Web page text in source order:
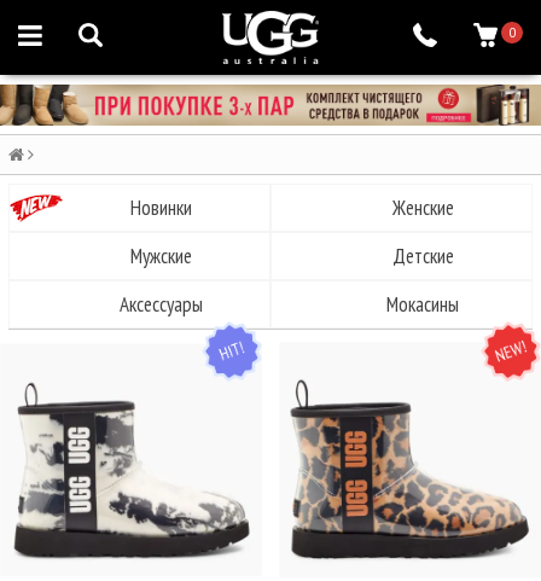
0
Новинки
Женские
Мужские
Детские
Аксессуары
Мокасины
HIT NEW